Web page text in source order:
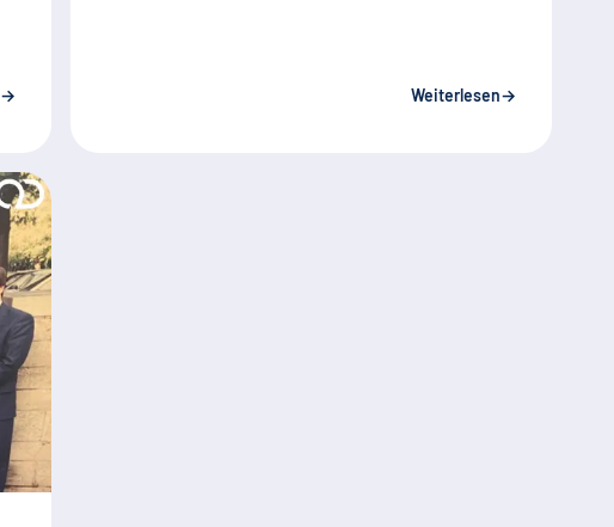
→ Weiterlesen→